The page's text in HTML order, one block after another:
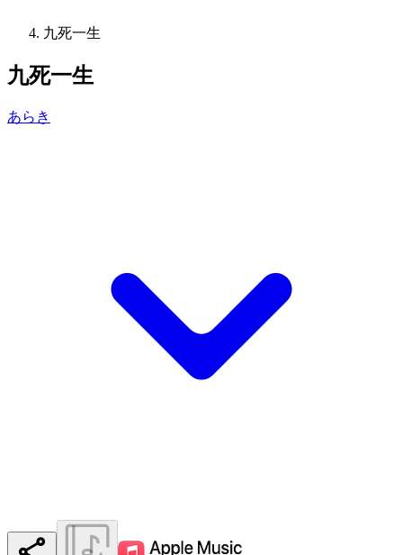
九死一生
九死一生
あらき